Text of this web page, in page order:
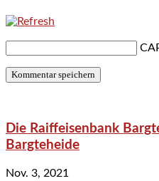
Die Raiffeisenbank
Bargteheide
Nov. 3, 2021